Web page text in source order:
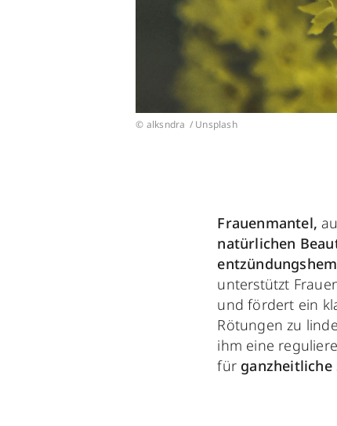
© alksndra / Unsplash
Frauenmantel,
natürlichen
unterstützt
und fördert ein
Rötungen zu
ihm eine
für ganzheitliche